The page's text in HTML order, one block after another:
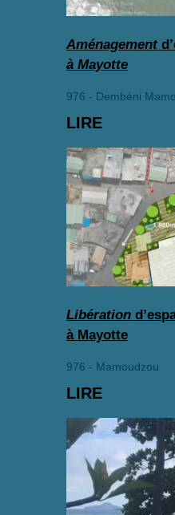
Aménagement
à Mayotte
976 - Dembéni
LIRE
Libération
à Mayotte
976 - Mamoudzou
LIRE